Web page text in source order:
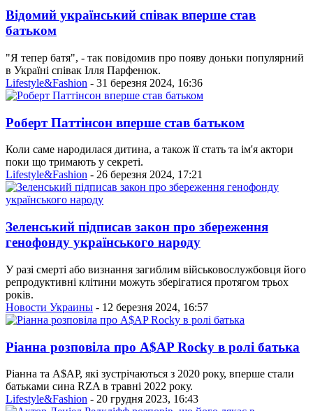
Відомий український співак вперше став
батьком
"Я тепер батя", - так повідомив про появу доньки популярний
в Україні співак Ілля Парфенюк.
Lifestyle&Fashion - 31 березня 2024, 16:36
Роберт Паттінсон вперше став батьком
Коли саме народилася дитина, а також її стать та ім'я актори
поки що тримають у секреті.
Lifestyle&Fashion - 26 березня 2024, 17:21
Зеленський підписав закон про збереження
генофонду українського народу
У разі смерті або визнання загиблим військовослужбовця його
репродуктивні клітини можуть зберігатися протягом трьох
років.
Новости Украины - 12 березня 2024, 16:57
Ріанна розповіла про A$AP Rocky в ролі батька
Ріанна та A$AP, які зустрічаються з 2020 року, вперше стали
батьками сина RZA в травні 2022 року.
Lifestyle&Fashion - 20 грудня 2023, 16:43